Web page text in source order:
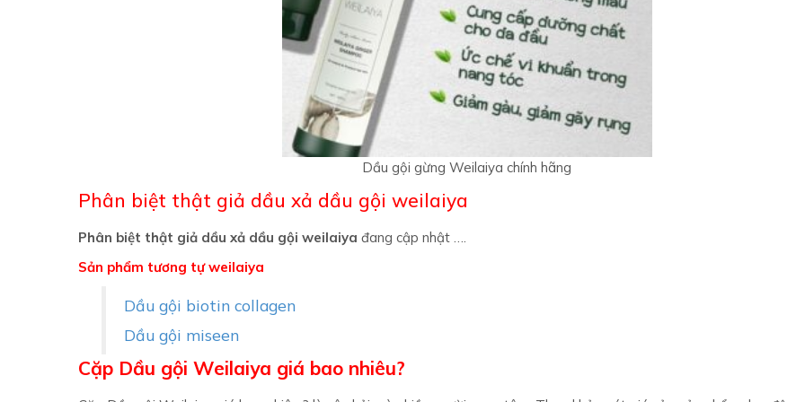
Dầu gội gừng Weilaiya chính hãng
Phân biệt thật giả dầu xả dầu gội weilaiya
Phân biệt thật giả dầu xả dầu gội weilaiyađang cập nhật ….
Cặp Dầu gội Weilaiya giá bao nhiêu ? là câu hỏi mà nhiều người quan tâm. Theo khảo sát giá của sản phẩm dao động
– 550.000 đồng cho bộ gội xả. Trên thị trường không ít nơi có hàng nhái, hàng kém chất lượng, do đó, bạn nên cân nhắc
trước khi quyết định chọn cặp dầu gội đầu gừng Weilaiya nhé!